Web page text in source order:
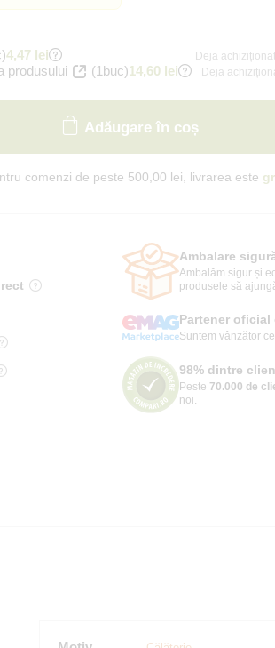
4,47 lei Deja
produsului (1buc)14,60 lei Deja
Adăugare în coș
comenzi de peste 500,00 lei, livrarea este
Ambalare
Ambalăm sigur și
produsele să
Partener oficial
Suntem vânzător
98% dintre
Peste 70.000 de
noi.